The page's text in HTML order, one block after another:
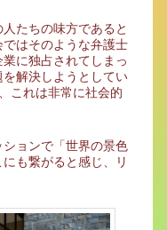
たちの味方であると
はそのような弁護士
に独占されてしまっ
解決しようとしてい
これは非常に社会的
ョンで「世界の景色
も繋がると感じ、リ